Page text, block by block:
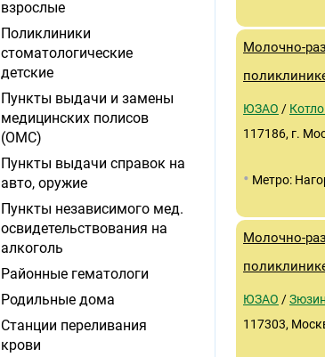
Молочно-
ЮЗАО /
117186, г.
• Метро:
Молочно-
ЮЗАО /
117303,
взрослые
Поликлиники
стоматологические
детские
Пункты выдачи и замены
медицинских полисов
(ОМС)
Пункты выдачи справок на
авто, оружие
Пункты независимого мед.
освидетельствования на
алкоголь
Районные гематологи
Родильные дома
Станции переливания
крови